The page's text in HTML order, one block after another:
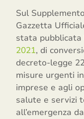
Sul
Gazzetta
stata pubblicata
2021, di
decreto-legge
misure urgenti
imprese e agli
salute e servizi
all’emergenza